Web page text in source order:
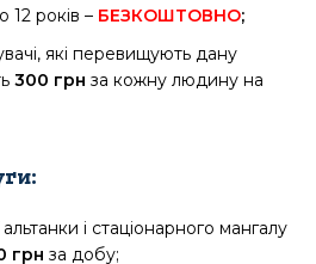
12 років – БЕЗКОШТОВНО;
якi перевищують дану
300 грн за кожну людину на
і стаціонарного мангалу
грн за добу;